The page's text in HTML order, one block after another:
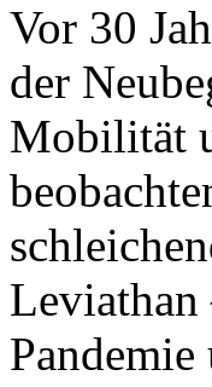
Vor 30
der
Mobilität